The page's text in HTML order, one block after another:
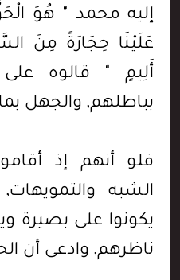
إليه محمد " هُوَ
عَلَيْنَا حِجَارَةً مِنَ
أَلِيمٍ " قالوه
بباطلهم, والجهل
فلو أنهم إذ
الشبه
يكونوا على بصيرة
ناظرهم, وادعى أن